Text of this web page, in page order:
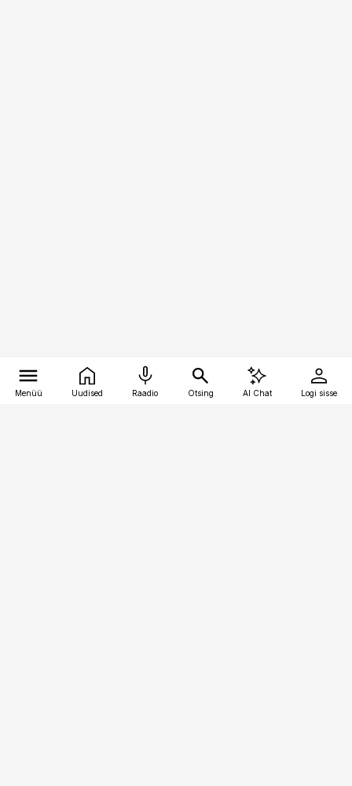
Menüü Uudised Raadio Otsing AI Chat Logi sisse